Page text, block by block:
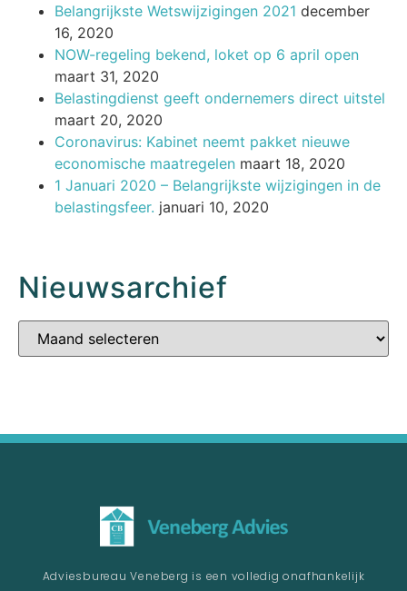
Belangrijkste Wetswijzigingen 2021 december
16, 2020
NOW-regeling bekend, loket op 6 april open
maart 31, 2020
Belastingdienst geeft ondernemers direct uitstel
maart 20, 2020
Coronavirus: Kabinet neemt pakket nieuwe
economische maatregelen maart 18, 2020
1 Januari 2020 – Belangrijkste wijzigingen in de
belastingsfeer. januari 10, 2020
Nieuwsarchief
Adviesbureau Veneberg is een volledig onafhankelijk